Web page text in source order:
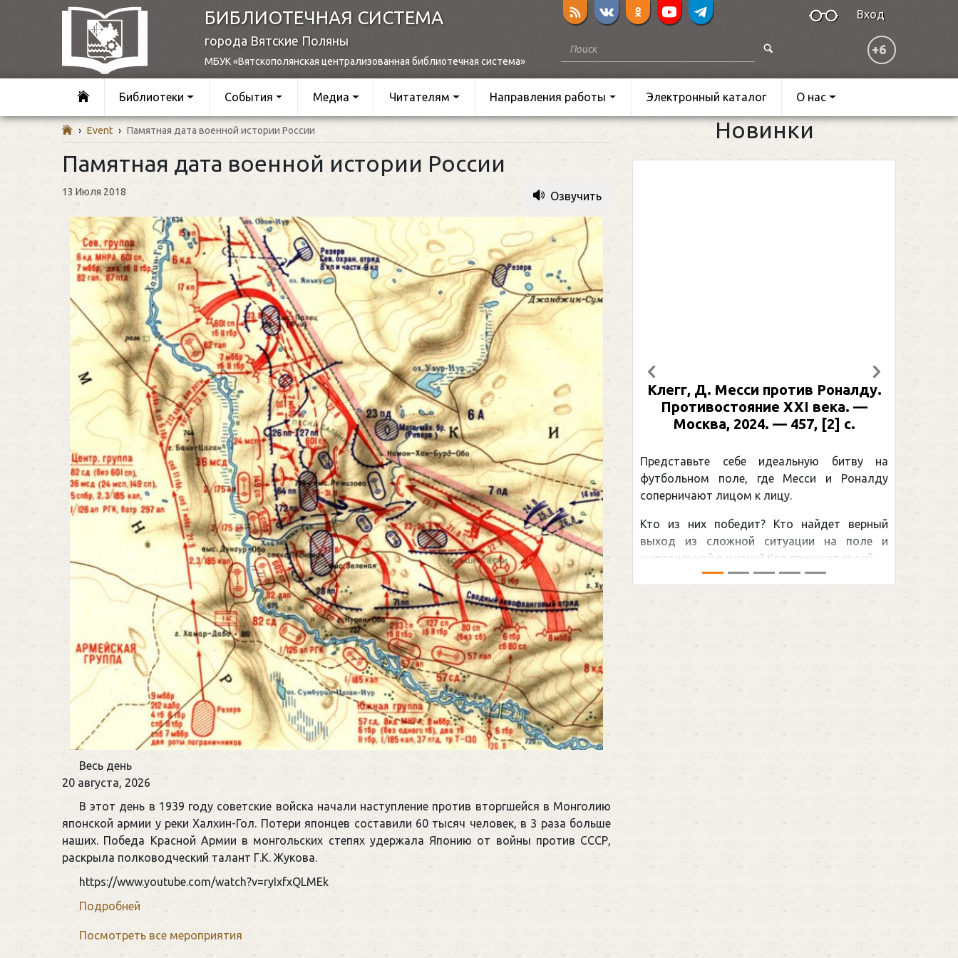
БИБЛИОТЕЧНАЯ СИСТЕМА
города Вятские Поляны
МБУК «Вятскополянская централизованная библиотечная система»
Вход
+6
Библиотеки События Медиа Читателям Направления работы Электронный каталог О нас
› Event › Памятная дата военной истории России
Памятная дата военной истории России
13 Июля 2018 Озвучить
Памятная
дата
военной
истории
Весь день
20 августа, 2026
В этот день в 1939 году советские войска начали наступление против вторгшейся в Монголию
японской армии у реки Халхин-Гол. Потери японцев составили 60 тысяч человек, в 3 раза больше
наших. Победа Красной Армии в монгольских степях удержала Японию от войны против СССР,
раскрыла полководческий талант Г.К. Жукова.
https://www.youtube.com/watch?v=ryIxfxQLMEk
Подробней
Посмотреть все мероприятия
Новинки
Клегг, Д. Месси против Роналду.
Противостояние XXI века. —
Москва, 2024. — 457, [2] с.
Представьте себе идеальную битву на
футбольном поле, где Месси и Роналду
соперничают лицом к лицу.
Кто из них победит? Кто найдет верный
выход из сложной ситуации на поле и
щепетильной в жизни? Кто принесет своей ...
Предыдущий Следующий